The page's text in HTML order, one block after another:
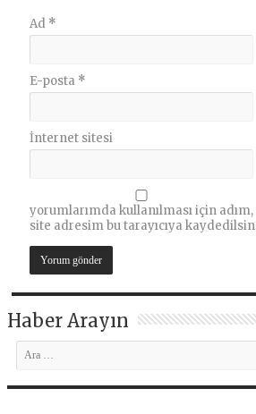
Ad *
E-posta *
İnternet sitesi
yorumlarımda kullanılması için
site adresim bu tarayıcıya
Haber Arayın